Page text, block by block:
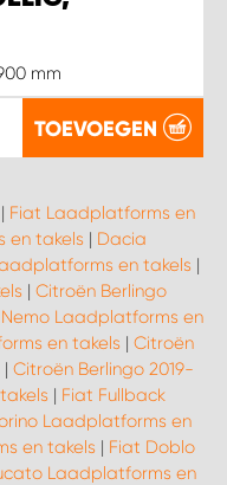
mm
TOEVOEGEN
| Fiat Laadplatforms en
en takels | Dacia
en takels |
| Citroën Berlingo
Laadplatforms en
en takels | Citroën
| Citroën Berlingo 2019-
| Fiat Fullback
Laadplatforms en
en takels | Fiat Doblo
Laadplatforms en